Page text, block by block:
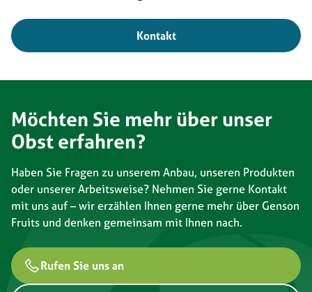
Kontakt
Möchten Sie mehr über unser
Obst erfahren?
Haben Sie Fragen zu unserem Anbau, unseren Produkten
oder unserer Arbeitsweise? Nehmen Sie gerne Kontakt
mit uns auf – wir erzählen Ihnen gerne mehr über Genson
Fruits und denken gemeinsam mit Ihnen nach.
Rufen Sie uns an